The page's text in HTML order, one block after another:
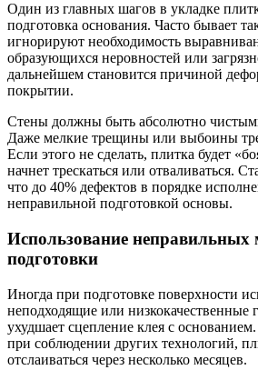
Один из главных шагов в укладке
подготовка основания. Часто бывает
игнорируют необходимость
образующихся неровностей или
дальнейшем становится причиной
покрытии.
Стены должны быть абсолютно
Даже мелкие трещины или выбоины
Если этого не сделать, плитка будет
начнет трескаться или отваливаться.
что до 40% дефектов в порядке
неправильной подготовкой основы.
Использование неправильных
подготовки
Иногда при подготовке поверхности
неподходящие или низкокачественные
ухудшает сцепление клея с
при соблюдении других технологий,
отслаиваться через несколько месяцев.